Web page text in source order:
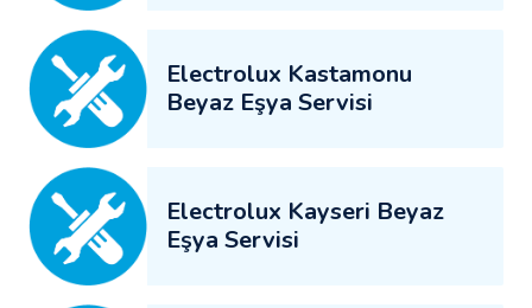
Electrolux Kastamonu
Beyaz Eşya Servisi
Electrolux Kayseri Beyaz
Eşya Servisi